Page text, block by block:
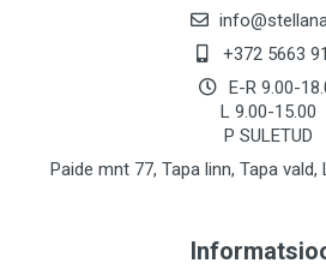
+372 5663
E-R 9.00-
L 9.00-15.00
P SULETUD
Paide mnt 77, Tapa linn, Tapa